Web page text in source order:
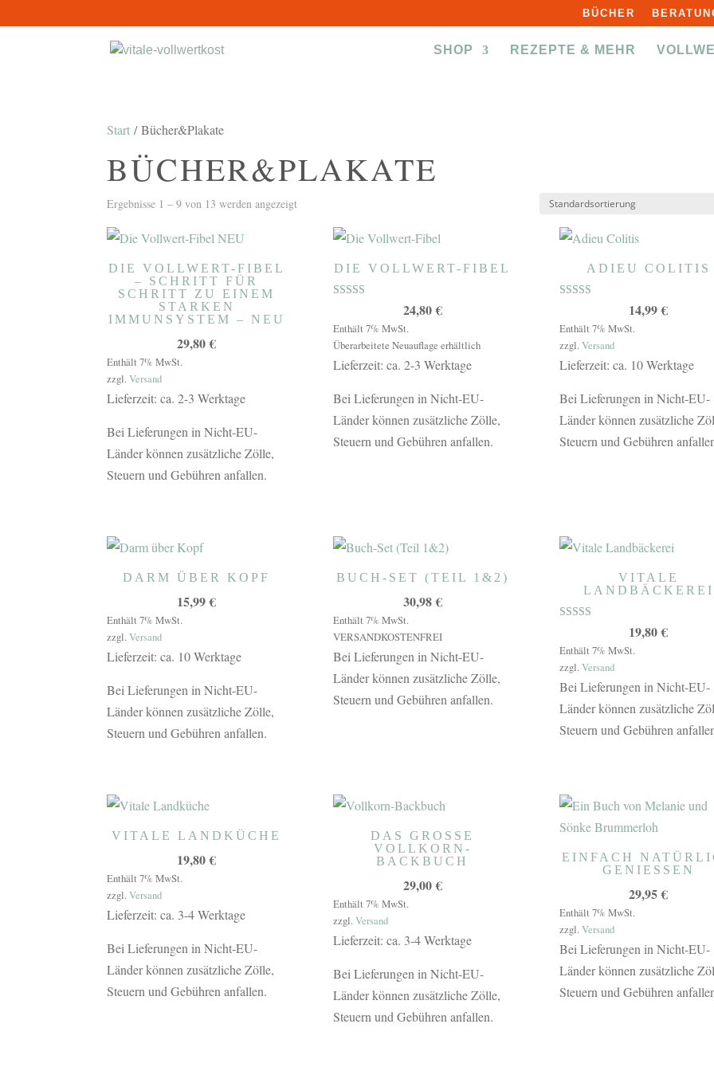
BÜCHER
SHOP REZEPTE & MEHR
Start / Bücher&Plakate
BÜCHER&PLAKATE
Ergebnisse 1 – 9 von 13 werden angezeigt
DIE VOLLWERT-FIBEL
– SCHRITT FÜR
SCHRITT ZU EINEM
STARKEN
IMMUNSYSTEM – NEU
29,80€
Enthält 7% MwSt.
zzgl.Versand
Lieferzeit: ca. 2-3 Werktage
Bei Lieferungen in Nicht-EU-
Länder können zusätzliche Zölle,
Steuern und Gebühren anfallen.
DIE VOLLWERT-FIBEL
von 5
24,80€
Enthält 7% MwSt.
Überarbeitete Neuauflage erhältlich
Lieferzeit: ca. 2-3 Werktage
Bei Lieferungen in Nicht-EU-
Länder können zusätzliche Zölle,
Steuern und Gebühren anfallen.
ADIEU COLITIS
von 5
14,99€
Enthält 7% MwSt.
zzgl.Versand
Lieferzeit: ca. 10 Werktage
Bei Lieferungen in Nicht-EU-
Länder können zusätzliche
Steuern und Gebühren
DARM ÜBER KOPF
15,99€
Enthält 7% MwSt.
zzgl.Versand
Lieferzeit: ca. 10 Werktage
Bei Lieferungen in Nicht-EU-
Länder können zusätzliche Zölle,
Steuern und Gebühren anfallen.
BUCH-SET (TEIL 1&2)
30,98€
Enthält 7% MwSt.
VERSANDKOSTENFREI
Bei Lieferungen in Nicht-EU-
Länder können zusätzliche Zölle,
Steuern und Gebühren anfallen.
VITALE
LANDBÄCKEREI
von 5
19,80€
Enthält 7% MwSt.
zzgl.Versand
Bei Lieferungen in Nicht-EU-
Länder können zusätzliche
Steuern und Gebühren
VITALE LANDKÜCHE
19,80€
Enthält 7% MwSt.
zzgl.Versand
Lieferzeit: ca. 3-4 Werktage
Bei Lieferungen in Nicht-EU-
Länder können zusätzliche Zölle,
Steuern und Gebühren anfallen.
DAS GROSSE V
OLLKORN-B
ACKBUCH
29,00€
Enthält 7% MwSt.
zzgl.Versand
Lieferzeit: ca. 3-4 Werktage
Bei Lieferungen in Nicht-EU-
Länder können zusätzliche Zölle,
Steuern und Gebühren anfallen.
EINFACH
GENIESSEN
29,95€
Enthält 7% MwSt.
zzgl.Versand
Bei Lieferungen in Nicht-EU-
Länder können zusätzliche
Steuern und Gebühren